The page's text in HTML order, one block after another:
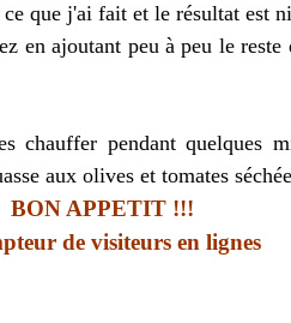
que j'ai fait et le résultat est
en ajoutant peu à peu le
chauffer pendant quelques
aux olives et tomates
BON APPETIT !!!